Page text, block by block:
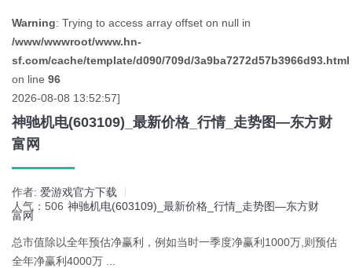
Warning: Trying to access array offset on null in
/www/wwwroot/www.hn-
sf.com/cache/template/d090/709d/3a9ba7272d57b3966d93.html
on line 96
2026-08-08 13:52:57]
神驰机电(603109)_最新价格_行情_走势图—东方财
富网
作者: 爱游戏官方下载
人气：506 神驰机电(603109)_最新价格_行情_走势图—东方财
富网
总市值除以全年预估净赢利，例如当时一季度净赢利1000万,则预估
全年净赢利4000万 ...